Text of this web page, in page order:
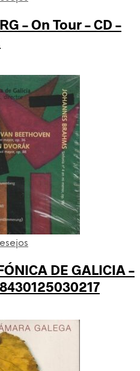
– On Tour – CD –
DE GALICIA –